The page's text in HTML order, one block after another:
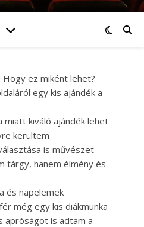
ez miként lehet?
egy kis ajándék a
miatt kiváló ajándék lehet
kerültem
is művészet
tárgy, hanem élmény és
és napelemek
még egy kis diákmunka
apróságot is adtam a